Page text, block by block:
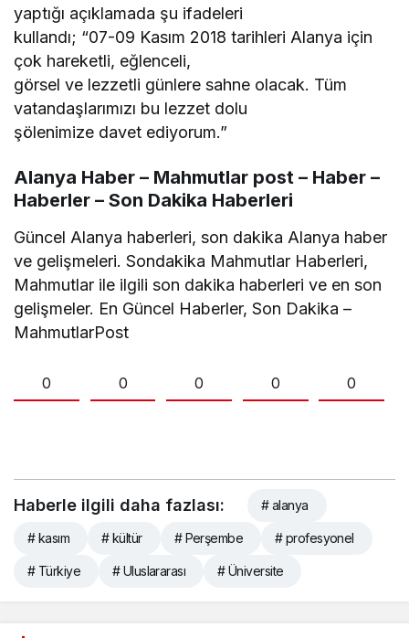
yaptığı açıklamada şu ifadeleri
kullandı; “07-09 Kasım 2018 tarihleri Alanya için
çok hareketli, eğlenceli,
görsel ve lezzetli günlere sahne olacak. Tüm
vatandaşlarımızı bu lezzet dolu
şölenimize davet ediyorum.”
Alanya Haber – Mahmutlar post – Haber –
Haberler – Son Dakika Haberleri
Güncel Alanya haberleri, son dakika Alanya haber
ve gelişmeleri. Sondakika Mahmutlar Haberleri,
Mahmutlar ile ilgili son dakika haberleri ve en son
gelişmeler. En Güncel Haberler, Son Dakika –
MahmutlarPost
0 0 0 0 0
Haberle ilgili daha fazlası: # alanya
# kasım # kültür # Perşembe # profesyonel
# Türkiye # Uluslararası # Üniversite